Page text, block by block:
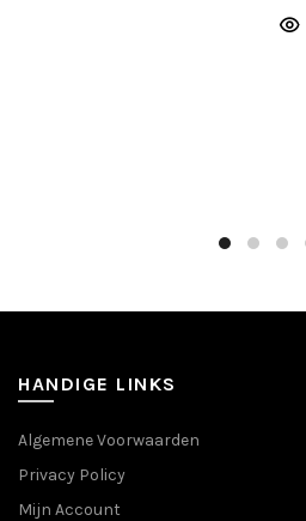
HANDIGE LINKS
Algemene Voorwaarden
Privacy Policy
Mijn Account